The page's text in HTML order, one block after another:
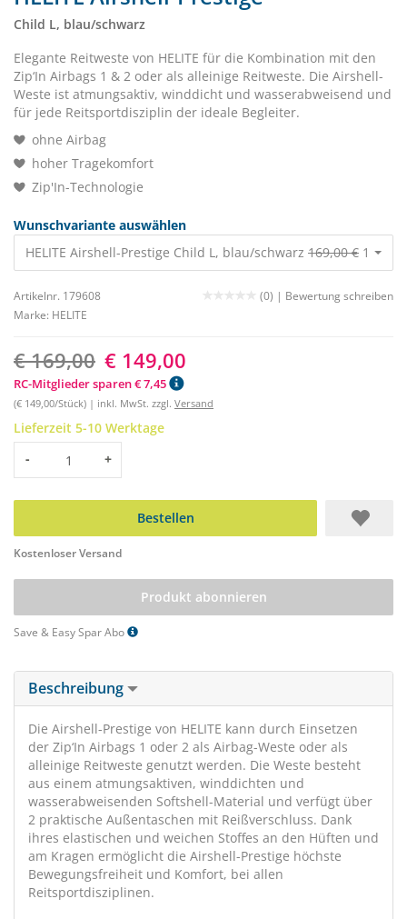
Child L, blau/schwarz
Elegante Reitweste von HELITE für die Kombination mit den
Zip‘In Airbags 1 & 2 oder als alleinige Reitweste. Die Airshell-
Weste ist atmungsaktiv, winddicht und wasserabweisend und
für jede Reitsportdisziplin der ideale Begleiter.
ohne Airbag
hoher Tragekomfort
Zip'In-Technologie
Wunschvariante auswählen
HELITE Airshell-Prestige Child L, blau/schwarz 169,00 € 149,00
Artikelnr. 179608 (0) | Bewertung schreiben
Marke: HELITE
€ 169,00 € 149,00
RC-Mitglieder sparen € 7,45
(€ 149,00/Stück) | inkl. MwSt. zzgl. Versand
Lieferzeit 5-10 Werktage
Menge
- +
Bestellen
Kostenloser Versand
Produkt abonnieren
Save & Easy Spar Abo
Beschreibung
Die Airshell-Prestige von HELITE kann durch Einsetzen
der Zip‘In Airbags 1 oder 2 als Airbag-Weste oder als
alleinige Reitweste genutzt werden. Die Weste besteht
aus einem atmungsaktiven, winddichten und
wasserabweisenden Softshell-Material und verfügt über
2 praktische Außentaschen mit Reißverschluss. Dank
ihres elastischen und weichen Stoffes an den Hüften und
am Kragen ermöglicht die Airshell-Prestige höchste
Bewegungsfreiheit und Komfort, bei allen
Reitsportdisziplinen.